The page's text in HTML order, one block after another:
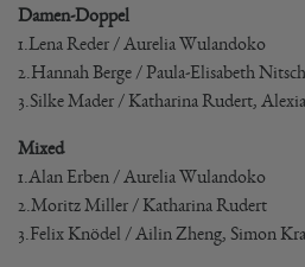
Damen-Doppel
1.Lena Reder / Aurelia Wulandoko
2.Hannah Berge / Paula-Elisabeth
3.Silke Mader / Katharina Rudert,
Mixed
1.Alan Erben / Aurelia Wulandoko
2.Moritz Miller / Katharina Rudert
3.Felix Knödel / Ailin Zheng, Simon